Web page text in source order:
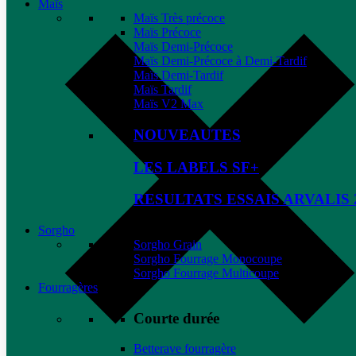
Maïs
Maïs Très précoce
Maïs Précoce
Maïs Demi-Précoce
Maïs Demi-Précoce à Demi-Tardif
Maïs Demi-Tardif
Maïs Tardif
Maïs V2 Max
NOUVEAUTES
LES LABELS SF+
RESULTATS ESSAIS ARVALIS
Sorgho
Sorgho Grain
Sorgho Fourrage Monocoupe
Sorgho Fourrage Multicoupe
Fourragères
Courte durée
Betterave fourragère